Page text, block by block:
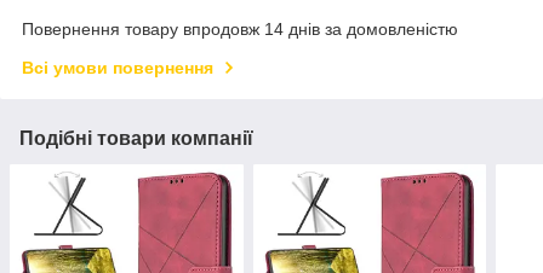
Повернення товару впродовж 14 днів за домовленістю
Всі умови повернення
Подібні товари компанії